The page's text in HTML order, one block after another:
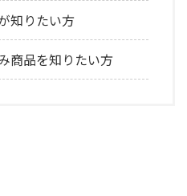
知りたい方
商品を知りたい方